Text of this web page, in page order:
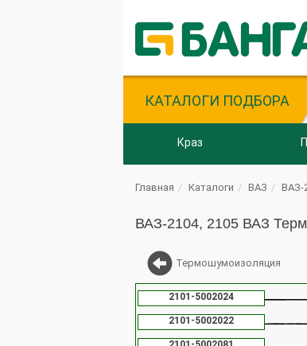
КАТАЛОГИ ПОДБОРА
Краз
Главная Каталоги ВАЗ ВАЗ-
ВАЗ-2104, 2105 ВАЗ
Термошумоизоляция
2101-5002022
2101-5002024